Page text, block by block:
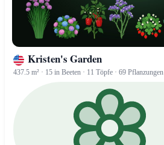
Kristen's Garden
437.5 m² · 15 in Beeten · 11 Töpfe · 69 Pflanzungen